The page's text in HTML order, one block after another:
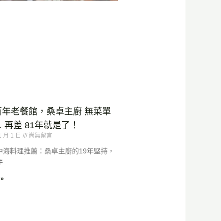
老餐館，桑卓主廚 無菜單
差 81年就是了！
月 1 日 尚無留言
海料理推薦：桑卓主廚的19年堅持，